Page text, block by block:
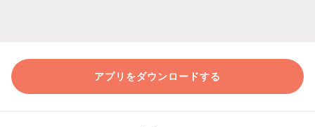
アプリをダウンロードする